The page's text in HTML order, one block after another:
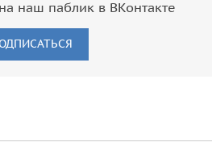
наш паблик в ВКонтакте